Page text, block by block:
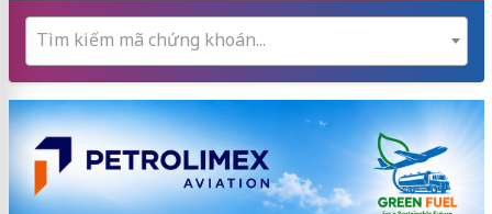
Tìm kiếm mã chứng khoán...